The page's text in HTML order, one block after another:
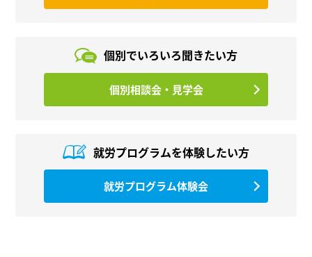
個別でいろいろ聞きたい方
個別相談会・見学会
就労プログラムを体験したい方
就労プログラム体験会